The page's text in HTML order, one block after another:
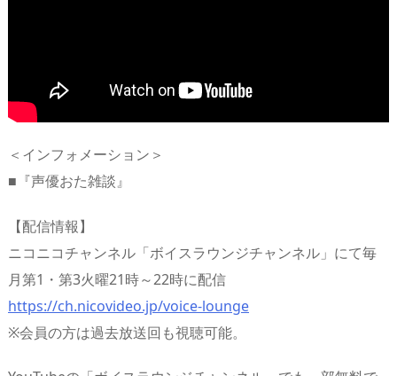
＜インフォメーション＞
■『声優おた雑談』
【配信情報】
ニコニコチャンネル「ボイスラウンジチャンネル」にて毎
月第1・第3火曜21時～22時に配信
https://ch.nicovideo.jp/voice-lounge
※会員の方は過去放送回も視聴可能。